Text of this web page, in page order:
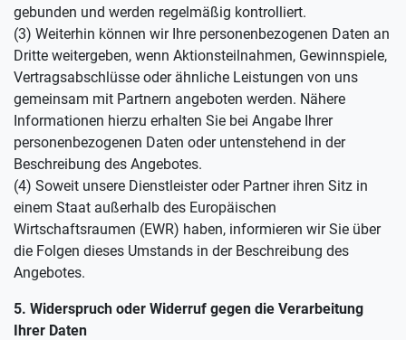
gebunden und werden regelmäßig kontrolliert.
(3) Weiterhin können wir Ihre personenbezogenen Daten an
Dritte weitergeben, wenn Aktionsteilnahmen, Gewinnspiele,
Vertragsabschlüsse oder ähnliche Leistungen von uns
gemeinsam mit Partnern angeboten werden. Nähere
Informationen hierzu erhalten Sie bei Angabe Ihrer
personenbezogenen Daten oder untenstehend in der
Beschreibung des Angebotes.
(4) Soweit unsere Dienstleister oder Partner ihren Sitz in
einem Staat außerhalb des Europäischen
Wirtschaftsraumen (EWR) haben, informieren wir Sie über
die Folgen dieses Umstands in der Beschreibung des
Angebotes.
5. Widerspruch oder Widerruf gegen die Verarbeitung
Ihrer Daten